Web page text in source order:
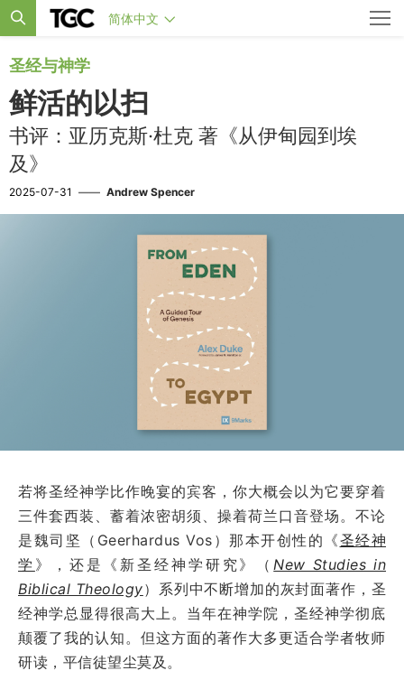
简体中文
圣经与神学
鲜活的以扫
书评：亚历克斯·杜克 著《从伊甸园到埃
及》
2025-07-31 —— Andrew Spencer
若将圣经神学比作晚宴的宾客，你大概会以为它要穿着
三件套西装、蓄着浓密胡须、操着荷兰口音登场。不论
是魏司坚（Geerhardus Vos）那本开创性的《圣经神
学 》，还是《新圣经神学研究》（ New Studies in
Biblical Theology）系列中不断增加的灰封面著作，圣
经神学总显得很高大上。当年在神学院，圣经神学彻底
颠覆了我的认知。但这方面的著作大多更适合学者牧师
研读，平信徒望尘莫及。